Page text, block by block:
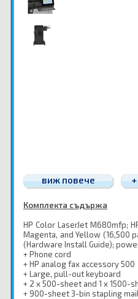
виж повече
Комплекта съдържа
HP Color LaserJet M680mfp;
Magenta, and Yellow (16,500
(Hardware Install Guide);
+ Phone cord
+ HP analog fax accessory 500
+ Large, pull-out keyboard
+ 2 x 500-sheet and 1 x
+ 900-sheet 3-bin stapling